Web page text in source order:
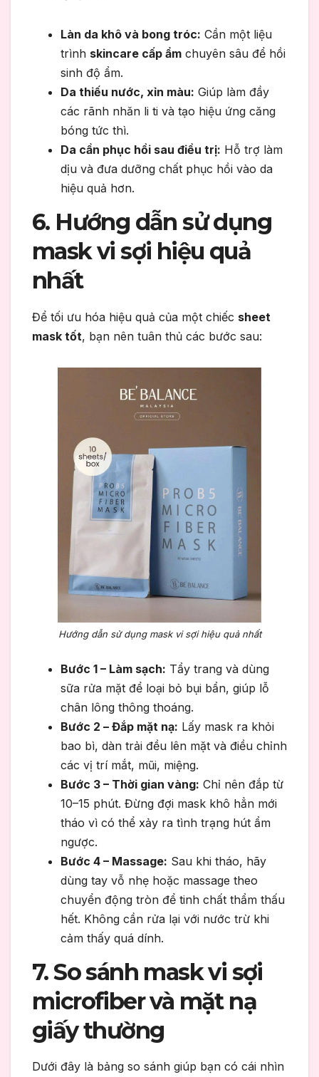
Làn da khô và bong tróc: Cần một liệu
trình skincare cấp ẩm chuyên sâu để hồi
sinh độ ẩm.
Da thiếu nước, xỉn màu: Giúp làm đầy
các rãnh nhăn li ti và tạo hiệu ứng căng
bóng tức thì.
Da cần phục hồi sau điều trị: Hỗ trợ làm
dịu và đưa dưỡng chất phục hồi vào da
hiệu quả hơn.
6. Hướng dẫn sử dụng
mask vi sợi hiệu quả
nhất
Để tối ưu hóa hiệu quả của một chiếc sheet
mask tốt, bạn nên tuân thủ các bước sau:
Hướng dẫn sử dụng mask vi sợi hiệu quả nhất
Bước 1 – Làm sạch: Tẩy trang và dùng
sữa rửa mặt để loại bỏ bụi bẩn, giúp lỗ
chân lông thông thoáng.
Bước 2 – Đắp mặt nạ: Lấy mask ra khỏi
bao bì, dàn trải đều lên mặt và điều chỉnh
các vị trí mắt, mũi, miệng.
Bước 3 – Thời gian vàng: Chỉ nên đắp từ
10–15 phút. Đừng đợi mask khô hẳn mới
tháo vì có thể xảy ra tình trạng hút ẩm
ngược.
Bước 4 – Massage: Sau khi tháo, hãy
dùng tay vỗ nhẹ hoặc massage theo
chuyển động tròn để tinh chất thẩm thấu
hết. Không cần rửa lại với nước trừ khi
cảm thấy quá dính.
7. So sánh mask vi sợi
microfiber và mặt nạ
giấy thường
Dưới đây là bảng so sánh giúp bạn có cái nhìn